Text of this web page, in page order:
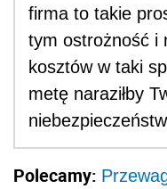
firma to takie
tym ostrożność i
kosztów w taki
metę naraziłby
Polecamy: